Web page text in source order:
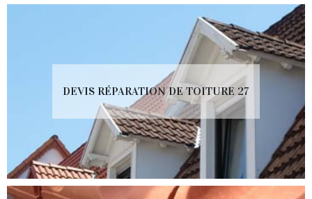
DEVIS RÉPARATION DE TOITURE 27